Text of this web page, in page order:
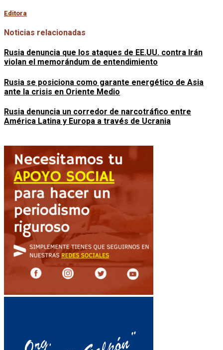
Editora
Noticias relacionadas
Rusia denuncia que los ataques de EE.UU. contra Irán
violan el memorándum de entendimiento
Rusia se posiciona como garante energético de Asia
ante la crisis en Oriente Medio
Rusia denuncia un corredor de narcotráfico entre
América Latina y Europa a través de Ucrania